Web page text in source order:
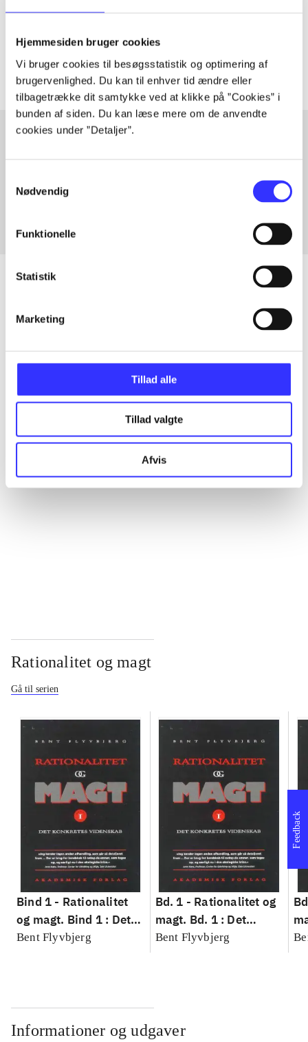
Hjemmesiden bruger cookies
Vi bruger cookies til besøgsstatistik og optimering af
brugervenlighed. Du kan til enhver tid ændre eller
tilbagetrække dit samtykke ved at klikke på ”Cookies” i
bunden af siden. Du kan læse mere om de anvendte
cookies under ”Detaljer”.
Nødvendig
Funktionelle
Statistik
Marketing
Tillad alle
Tillad valgte
Afvis
Artiklerne ihandler ofte om
Fra
Artikler
Rationalitet og magt
Gå til serien
Bind 1 - Rationalitet
og magt. Bind 1 : Det
konkretes videnskab
Bent Flyvbjerg
Bd. 1 - Rationalitet og
magt. Bd. 1 : Det
konkretes videnskab
Bent Flyvbjerg
Informationer og udgaver
Feedback